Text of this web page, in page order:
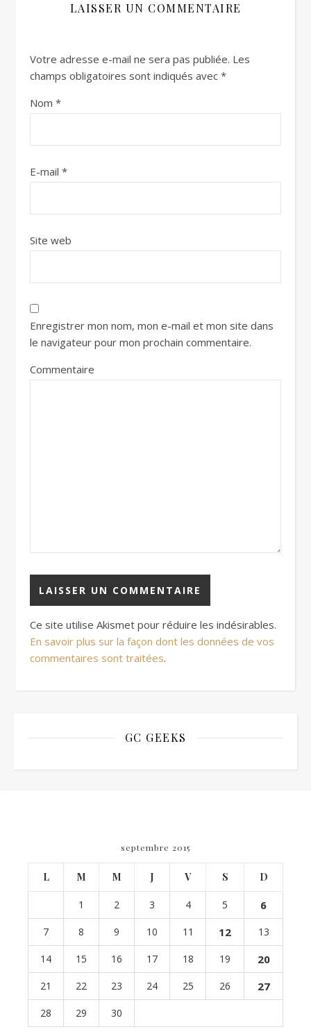
LAISSER UN COMMENTAIRE
Votre adresse e-mail ne sera pas publiée. Les
champs obligatoires sont indiqués avec *
Nom *
E-mail *
Site web
Enregistrer mon nom, mon e-mail et mon site dans
le navigateur pour mon prochain commentaire.
Commentaire
Ce site utilise Akismet pour réduire les indésirables.
En savoir plus sur la façon dont les données de vos
commentaires sont traitées.
GC GEEKS
septembre 2015
L M M J V S D
1 2 3 4 5 6
7 8 9 10 11 12 13
14 15 16 17 18 19 20
21 22 23 24 25 26 27
28 29 30